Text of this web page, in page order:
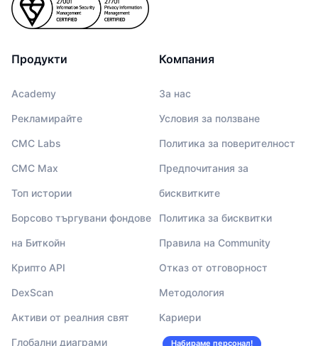
Продукти
Academy
Рекламирайте
CMC Labs
CMC Max
Топ истории
Борсово търгувани фондове
на Биткойн
Крипто API
DexScan
Активи от реалния свят
Глобални диаграми
Компания
За нас
Условия за ползване
Политика за поверителност
Предпочитания за
бисквитките
Политика за бисквитки
Правила на Community
Отказ от отговорност
Методология
Кариери
Набираме персонал!